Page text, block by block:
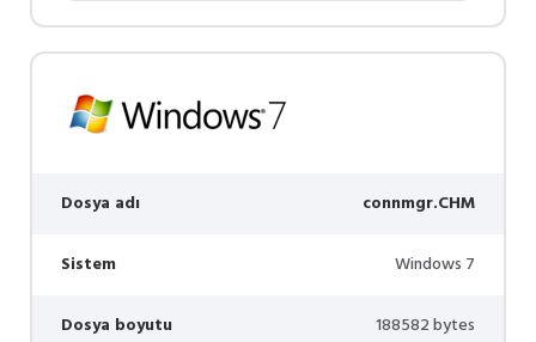
Dosya adı connmgr.CHM
Sistem Windows 7
Dosya boyutu 188582 bytes